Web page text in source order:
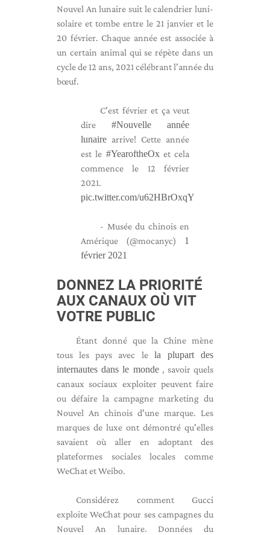
Nouvel An lunaire suit le calendrier luni-
solaire et tombe entre le 21 janvier et le
20 février. Chaque année est associée à
un certain animal qui se répète dans un
cycle de 12 ans, 2021 célébrant l'année du
bœuf.
C'est février et ça veut
dire #Nouvelle année
lunaire arrive! Cette année
est le #YearoftheOxet cela
commence le 12 février
2021.
pic.twitter.com/u62HBrOxqY
- Musée du chinois en
Amérique (@mocanyc) 1
février 2021
DONNEZ LA PRIORITÉ
AUX CANAUX OÙ VIT
VOTRE PUBLIC
Étant donné que la Chine mène
tous les pays avec le la plupart des
internautes dans le monde, savoir quels
canaux sociaux exploiter peuvent faire
ou défaire la campagne marketing du
Nouvel An chinois d'une marque. Les
marques de luxe ont démontré qu'elles
savaient où aller en adoptant des
plateformes sociales locales comme
WeChat et Weibo.
Considérez comment Gucci
exploite WeChat pour ses campagnes du
Nouvel An lunaire. Données du